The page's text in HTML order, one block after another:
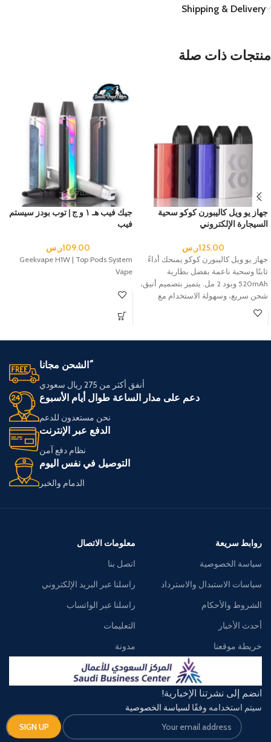
Shipping & Delivery
منتجات ذات صلة
جهاز يو ويل كاليبورن كوكو سحية
السيجارة الإلكتروني
125.00ر.س
جهاز يو ويل كاليبورن كوكو يمنحك أداءً
ثابتًا وسحبة ناعمة بفضل بطارية
520mAh وبود 2 مل. يتميز بتصميم أنيق،
شحن سريع، وسهولة الاستخدام مع
السحبة الأوتوماتيكية. من أفضل خيارات
جيك فيب هـ ١ و ج | توب بودز سيستم
فيب
109.00ر.س
Geekvape H1W | Top Pods System
Vape
ًالشحن مجانا
أنفق أكثر من 275 ريال سعودي
دعم على مدار الساعة طوال أيام الأسبوع
نحن مستعدون للدعم
الدفع عبر الإنترنت
نظام دفع آمن
التوصيل في نفس اليوم
الدمام والخبر
روابط سريعة
سياسة الخصوصية
سياسات الاستبدال والاسترداد
الشروط والأحكام
أحدث الأخبار
خريطة موقعنا
معلومات الاتصال
اتصل بنا
راسلنا عبر البريد الإلكتروني
راسلنا عبر الواتساب
التعليمات
مدونة
انضم إلى نشرتنا الإخبارية!
سيتم استخدامه وفقًا لسياسة الخصوصية